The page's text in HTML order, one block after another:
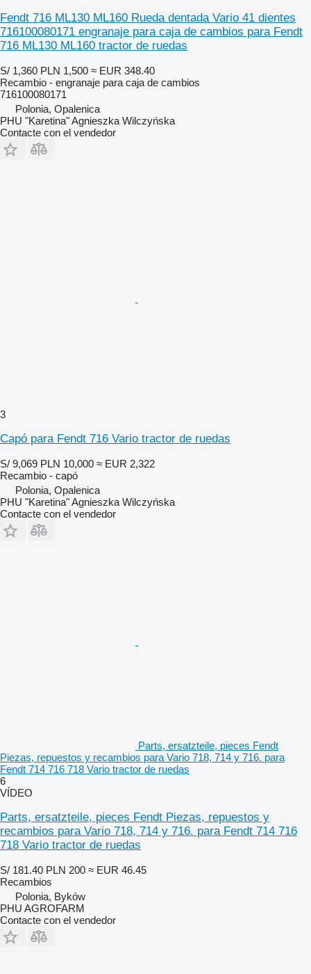
Fendt 716 ML130 ML160 Rueda dentada Vario 41 dientes
716100080171 engranaje para caja de cambios para Fendt
716 ML130 ML160 tractor de ruedas
S/ 1,360 PLN 1,500 ≈ EUR 348.40
Recambio - engranaje para caja de cambios
716100080171
Polonia, Opalenica
PHU "Karetina" Agnieszka Wilczyńska
Contacte con el vendedor
3
Capó para Fendt 716 Vario tractor de ruedas
S/ 9,069 PLN 10,000 ≈ EUR 2,322
Recambio - capó
Polonia, Opalenica
PHU "Karetina" Agnieszka Wilczyńska
Contacte con el vendedor
Parts, ersatzteile, pieces Fendt
Piezas, repuestos y recambios para Vario 718, 714 y 716. para
Fendt 714 716 718 Vario tractor de ruedas
6
VÍDEO
Parts, ersatzteile, pieces Fendt Piezas, repuestos y
recambios para Vario 718, 714 y 716. para Fendt 714 716
718 Vario tractor de ruedas
S/ 181.40 PLN 200 ≈ EUR 46.45
Recambios
Polonia, Byków
PHU AGROFARM
Contacte con el vendedor